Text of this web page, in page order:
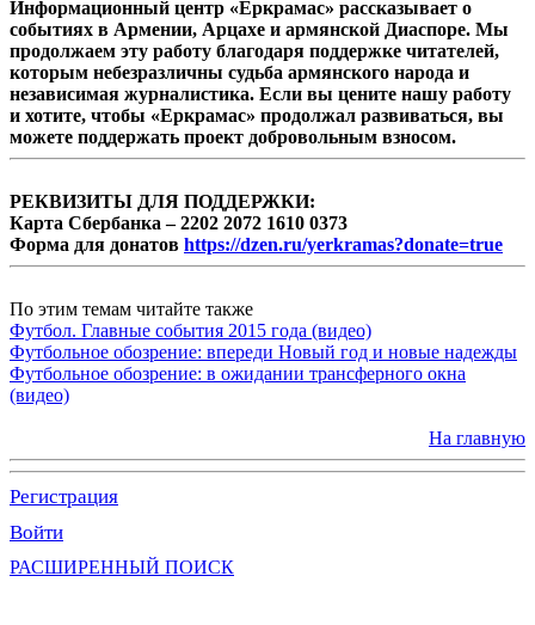
Информационный центр «Еркрамас» рассказывает о
событиях в Армении, Арцахе и армянской Диаспоре. Мы
продолжаем эту работу благодаря поддержке читателей,
которым небезразличны судьба армянского народа и
независимая журналистика. Если вы цените нашу работу
и хотите, чтобы «Еркрамас» продолжал развиваться, вы
можете поддержать проект добровольным взносом.
РЕКВИЗИТЫ ДЛЯ ПОДДЕРЖКИ:
Карта Сбербанка – 2202 2072 1610 0373
Форма для донатов https://dzen.ru/yerkramas?donate=true
По этим темам читайте также
Футбол. Главные события 2015 года (видео)
Футбольное обозрение: впереди Новый год и новые надежды
Футбольное обозрение: в ожидании трансферного окна
(видео)
На главную
Регистрация
Войти
РАСШИРЕННЫЙ ПОИСК